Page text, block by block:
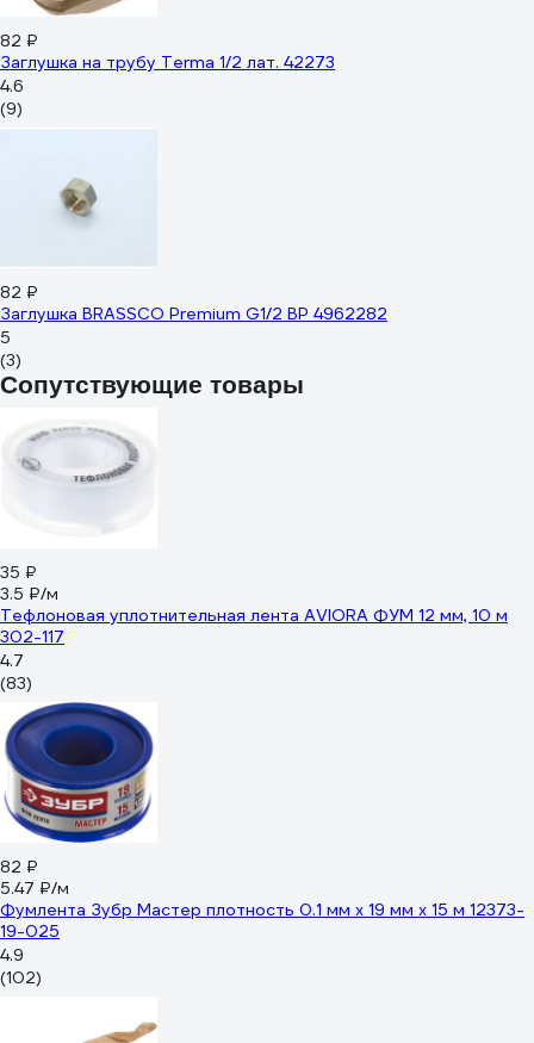
82 ₽
Заглушка на трубу Terma 1/2 лат. 42273
4.6
(9)
82 ₽
Заглушка BRASSCO Premium G1/2 ВР 4962282
5
(3)
Сопутствующие товары
35 ₽
3.5 ₽/м
Тефлоновая уплотнительная лента AVIORA ФУМ 12 мм, 10 м
302-117
4.7
(83)
82 ₽
5.47 ₽/м
Фумлента Зубр Мастер плотность 0.1 мм х 19 мм х 15 м 12373-
19-025
4.9
(102)